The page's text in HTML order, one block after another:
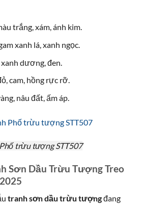
trắng, xám, ánh kim.
xanh lá, xanh ngọc.
dương, đen.
cam, hồng rực rỡ.
nâu đất, ấm áp.
trừu tượng STT507
Sơn Dầu Trừu Tượng Treo
tranh sơn dầu trừu tượngđang